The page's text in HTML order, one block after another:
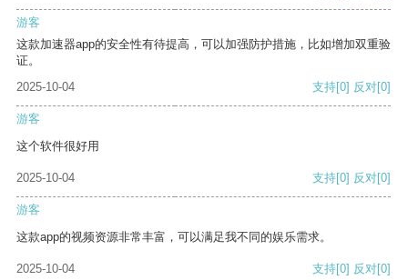
游客
这款加速器app的安全性有待提高，可以加强防护措施，比如增加双重验
证。
2025-10-04
支持[0] 反对[0]
游客
这个软件很好用
2025-10-04 支持[0] 反对[0]
游客
这款app的视频资源非常丰富，可以满足我不同的娱乐需求。
2025-10-04 支持[0] 反对[0]